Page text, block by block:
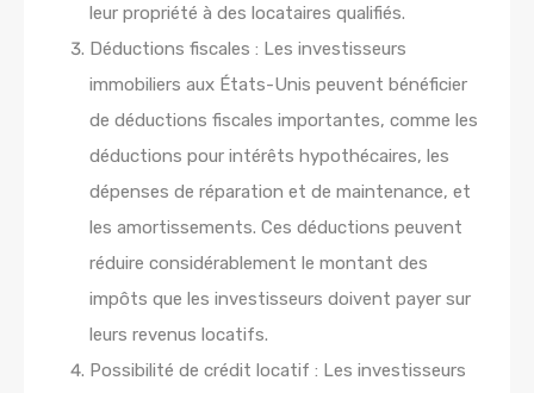
leur propriété à des locataires qualifiés.
Déductions fiscales : Les investisseurs
immobiliers aux États-Unis peuvent bénéficier
de déductions fiscales importantes, comme les
déductions pour intérêts hypothécaires, les
dépenses de réparation et de maintenance, et
les amortissements. Ces déductions peuvent
réduire considérablement le montant des
impôts que les investisseurs doivent payer sur
leurs revenus locatifs.
Possibilité de crédit locatif : Les investisseurs